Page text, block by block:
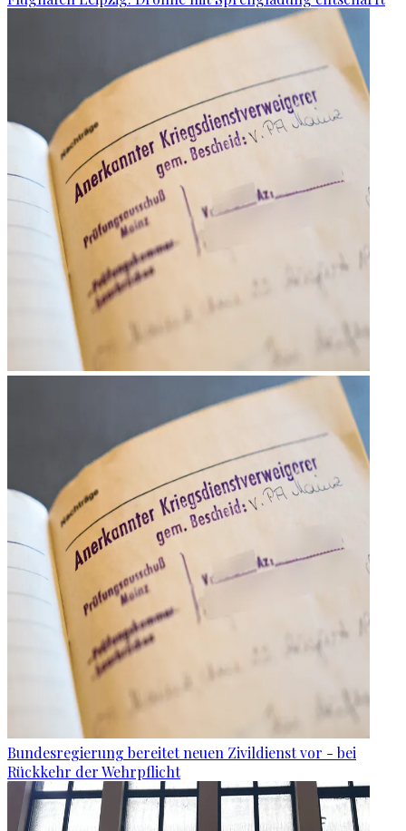
Bundesregierung bereitet neuen Zivildienst vor - bei
Rückkehr der Wehrpflicht